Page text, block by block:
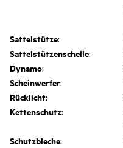
Sattelstütze:
Sattelstützenschelle:
Dynamo:
Scheinwerfer:
Rücklicht:
Kettenschutz:
Schutzbleche: